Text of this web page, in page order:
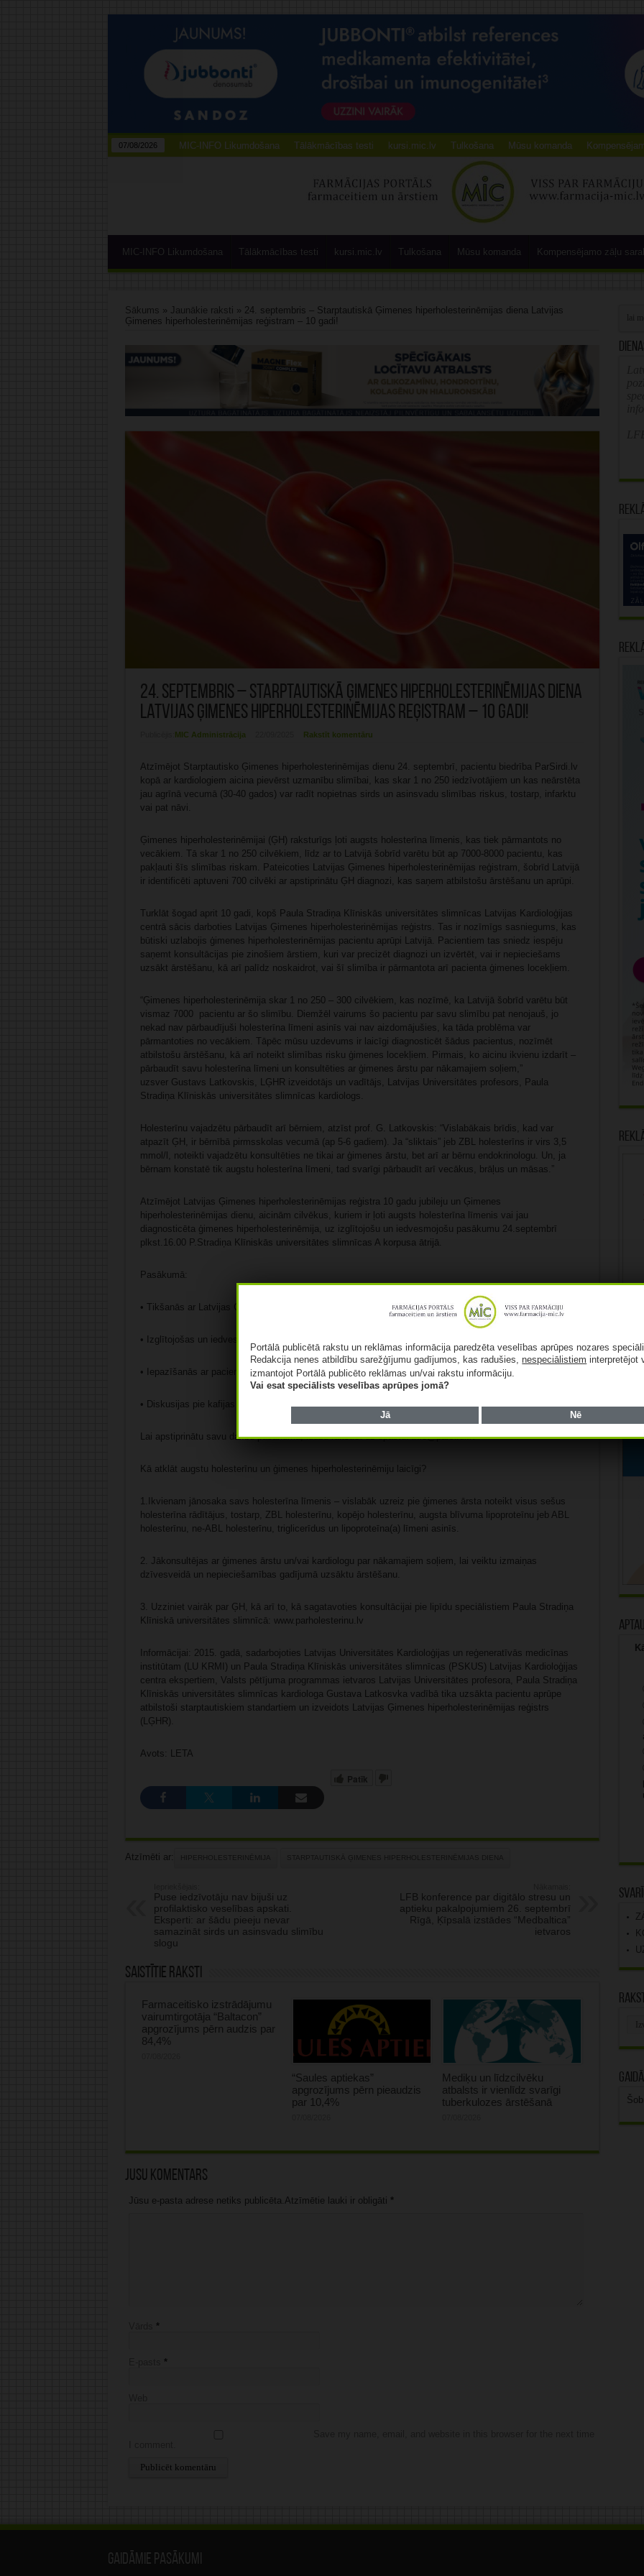
07/08/2026 MIC-INFO Likumdošana Tālākmācības testi kursi.mic.lv Tulkošana Mūsu komanda
MIC-INFO Likumdošana Tālākmācības testi kursi.mic.lv Tulkošana Mūsu komanda Kompensējamo zāļu
Sākums » Jaunākie raksti » 24. septembris – Starptautiskā Ģimenes hiperholesterinēmijas diena Latvijas
Ģimenes hiperholesterinēmijas reģistram – 10 gadi!
24. septembris – Starptautiskā Ģimenes hiperholesterinēmijas diena
Latvijas Ģimenes hiperholesterinēmijas reģistram – 10 gadi!
MIC Administrācija Rakstīt komentāru
Atzīmējot Starptautisko Ģimenes hiperholesterinēmijas dienu 24. septembrī, pacientu biedrība ParSirdi.lv
kopā ar kardiologiem aicina pievērst uzmanību slimībai, kas skar 1 no 250 iedzīvotājiem un kas neārstēta
jau agrīnā vecumā (30-40 gados) var radīt nopietnas sirds un asinsvadu slimības riskus, tostarp, infarktu
vai pat nāvi.
Ģimenes hiperholesterinēmijai (ĢH) raksturīgs ļoti augsts holesterīna līmenis, kas tiek pārmantots no
vecākiem. Tā skar 1 no 250 cilvēkiem, līdz ar to Latvijā šobrīd varētu būt ap 7000-8000 pacientu, kas
pakļauti šīs slimības riskam. Pateicoties Latvijas Ģimenes hiperholesterinēmijas reģistram, šobrīd Latvijā
ir identificēti aptuveni 700 cilvēki ar apstiprinātu ĢH diagnozi, kas saņem atbilstošu ārstēšanu un aprūpi.
Turklāt šogad aprit 10 gadi, kopš Paula Stradiņa Klīniskās universitātes slimnīcas Latvijas Kardioloģijas
centrā sācis darboties Latvijas Ģimenes hiperholesterinēmijas reģistrs. Tas ir nozīmīgs sasniegums, kas
būtiski uzlabojis ģimenes hiperholesterinēmijas pacientu aprūpi Latvijā. Pacientiem tas sniedz iespēju
saņemt konsultācijas pie zinošiem ārstiem, kuri var precizēt diagnozi un izvērtēt, vai ir nepieciešams
uzsākt ārstēšanu, kā arī palīdz noskaidrot, vai šī slimība ir pārmantota arī pacienta ģimenes locekļiem.
“Ģimenes hiperholesterinēmija skar 1 no 250 – 300 cilvēkiem, kas nozīmē, ka Latvijā šobrīd varētu būt
vismaz 7000 pacientu ar šo slimību. Diemžēl vairums šo pacientu par savu slimību pat nenojauš, jo
nekad nav pārbaudījuši holesterīna līmeni asinīs vai nav aizdomājušies, ka tāda problēma var
pārmantoties no vecākiem. Tāpēc mūsu uzdevums ir laicīgi diagnosticēt šādus pacientus, nozīmēt
atbilstošu ārstēšanu, kā arī noteikt slimības risku ģimenes locekļiem. Pirmais, ko aicinu ikvienu izdarīt –
pārbaudīt savu holesterīna līmeni un konsultēties ar ģimenes ārstu par nākamajiem soļiem,”
uzsver Gustavs Latkovskis, LĢHR izveidotājs un vadītājs, Latvijas Universitātes profesors, Paula
Stradiņa Klīniskās universitātes slimnīcas kardiologs.
Holesterīnu vajadzētu pārbaudīt arī bērniem, atzīst prof. G. Latkovskis: “Vislabākais brīdis, kad var
atpazīt ĢH, ir bērnībā pirmsskolas vecumā (ap 5-6 gadiem). Ja “sliktais” jeb ZBL holesterīns ir virs 3,5
mmol/l, noteikti vajadzētu konsultēties ne tikai ar ģimenes ārstu, bet arī ar bērnu endokrinologu. Un, ja
bērnam konstatē tik augstu holesterīna līmeni, tad svarīgi pārbaudīt arī vecākus, brāļus un māsas.”
Atzīmējot Latvijas Ģimenes hiperholesterinēmijas reģistra 10 gadu jubileju un Ģimenes
hiperholesterinēmijas dienu, aicinām cilvēkus, kuriem ir ļoti augsts holesterīna līmenis vai jau
diagnosticēta ģimenes hiperholesterinēmija, uz izglītojošu un iedvesmojošu pasākumu 24.septembrī
plkst.16.00 P.Stradiņa Klīniskās universitātes slimnīcas A korpusa ātrijā.
Pasākumā:
• Tikšanās ar Latvijas Ģimenes Hiperholesterinēmijas reģistra ārstiem,
• Izglītojošas un iedvesmojošas lekcijas par slimības riskiem, pētījumiem, ārstēšanu un dzīvesveida lomu
• Iepazīšanās ar pacientu biedrību ParSirdi.lv
• Diskusijas pie kafijas vai tējas tases.
Lai apstiprinātu savu dalību pasākumā, lūdzu rakstiet uz epastu: info@parsirdi.lv
Kā atklāt augstu holesterīnu un ģimenes hiperholesterinēmiju laicīgi?
1.Ikvienam jānosaka savs holesterīna līmenis – vislabāk uzreiz pie ģimenes ārsta noteikt visus sešus
holesterīna rādītājus, tostarp, ZBL holesterīnu, kopējo holesterīnu, augsta blīvuma lipoproteīnu jeb ABL
holesterīnu, ne-ABL holesterīnu, triglicerīdus un lipoproteīna(a) līmeni asinīs.
2. Jākonsultējas ar ģimenes ārstu un/vai kardiologu par nākamajiem soļiem, lai veiktu izmaiņas
dzīvesveidā un nepieciešamības gadījumā uzsāktu ārstēšanu.
3. Uzziniet vairāk par ĢH, kā arī to, kā sagatavoties konsultācijai pie lipīdu speciālistiem Paula Stradiņa
Klīniskā universitātes slimnīcā: www.parholesterinu.lv
Informācijai: 2015. gadā, sadarbojoties Latvijas Universitātes Kardioloģijas un reģeneratīvās medicīnas
institūtam (LU KRMI) un Paula Stradiņa Klīniskās universitātes slimnīcas (PSKUS) Latvijas Kardioloģijas
centra ekspertiem, Valsts pētījuma programmas ietvaros Latvijas Universitātes profesora, Paula Stradiņa
Klīniskās universitātes slimnīcas kardiologa Gustava Latkosvka vadībā tika uzsākta pacientu aprūpe
atbilstoši starptautiskiem standartiem un izveidots Latvijas Ģimenes hiperholesterinēmijas reģistrs
(LĢHR).
Avots: LETA
Patīk
Atzīmēti ar: HIPERHOLESTERINĒMIJA STARPTAUTISKĀ ĢIMENES HIPERHOLESTERINĒMIJAS DIENA
Puse iedzīvotāju nav bijuši uz
profilaktisko veselības apskati.
Eksperti: ar šādu pieeju nevar
samazināt sirds un asinsvadu slimību
slogu
LFB konference par digitālo stresu un
aptieku pakalpojumiem 26. septembrī
Rīgā, Ķīpsalā izstādes “Medbaltica”
ietvaros
Saistītie raksti
Farmaceitisko izstrādājumu
vairumtirgotāja “Baltacon”
apgrozījums pērn audzis par
84,4%
“Saules aptiekas”
apgrozījums pērn pieaudzis
par 10,4%
Mediķu un līdzcilvēku
atbalsts ir vienlīdz svarīgi
tuberkulozes ārstēšanā
Jūsu komentārs
Jūsu e-pasta adrese netiks publicēta.Atzīmētie lauki ir obligāti *
*
*
Gaidāmie pasākumi
Portālā publicētā rakstu un reklāmas informācija paredzēta veselības aprūpes nozares
Redakcija nenes atbildību sarežģījumu gadījumos, kas radušies,nespeciālistiem interpretējot
izmantojot Portālā publicēto reklāmas un/vai rakstu informāciju.
Vai esat speciālists veselības aprūpes jomā?
Jā Nē